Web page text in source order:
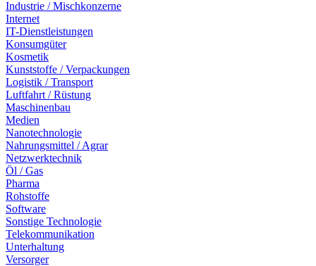
Industrie / Mischkonzerne
Internet
IT-Dienstleistungen
Konsumgüter
Kosmetik
Kunststoffe / Verpackungen
Logistik / Transport
Luftfahrt / Rüstung
Maschinenbau
Medien
Nanotechnologie
Nahrungsmittel / Agrar
Netzwerktechnik
Öl / Gas
Pharma
Rohstoffe
Software
Sonstige Technologie
Telekommunikation
Unterhaltung
Versorger